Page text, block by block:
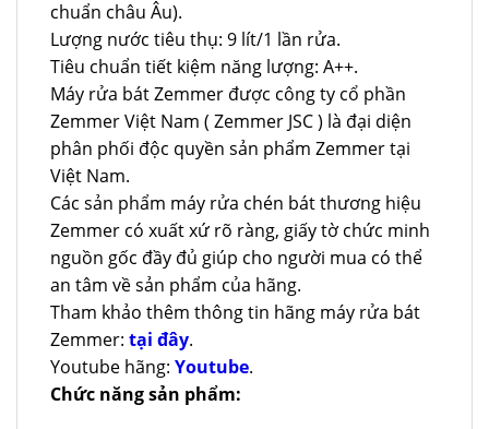
chuẩn châu Âu).
Lượng nước tiêu thụ: 9 lít/1 lần rửa.
Tiêu chuẩn tiết kiệm năng lượng: A++.
Máy rửa bát Zemmer được công ty cổ phần
Zemmer Việt Nam ( Zemmer JSC ) là đại diện
phân phối độc quyền sản phẩm Zemmer tại
Việt Nam.
Các sản phẩm máy rửa chén bát thương hiệu
Zemmer có xuất xứ rõ ràng, giấy tờ chức minh
nguồn gốc đầy đủ giúp cho người mua có thể
an tâm về sản phẩm của hãng.
Tham khảo thêm thông tin hãng máy rửa bát
Zemmer: tại đây.
Youtube hãng: Youtube.
Chức năng sản phẩm: